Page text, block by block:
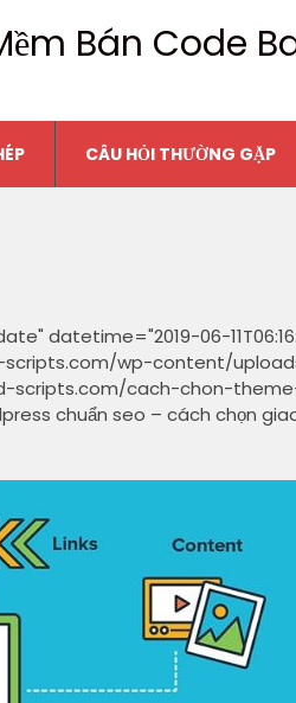
Bán Code
CÂU HỎI THƯỜNG GẶP
datetime="2019-06-
scripts.com/wp-content/
scripts.com/cach-chon-
chuẩn seo – cách chọn